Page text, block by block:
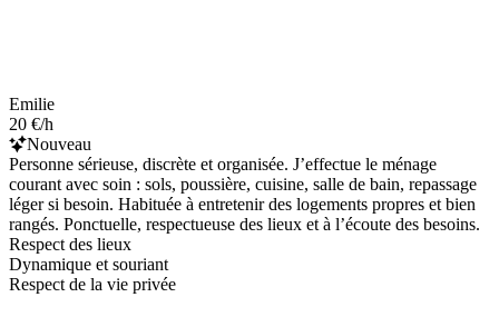
Emilie
20 €/h
Nouveau
Personne sérieuse, discrète et organisée. J’effectue le ménage
courant avec soin : sols, poussière, cuisine, salle de bain, repassage
léger si besoin. Habituée à entretenir des logements propres et bien
rangés. Ponctuelle, respectueuse des lieux et à l’écoute des besoins.
Respect des lieux
Dynamique et souriant
Respect de la vie privée